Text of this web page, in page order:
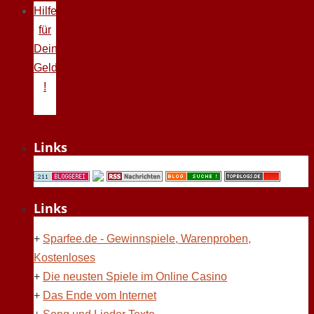
Hilfe
für
Deine
Geldprobleme
!
Links
Links
+ Sparfee.de - Gewinnspiele, Warenproben,
Kostenloses
+ Die neusten Spiele im Online Casino
+ Das Ende vom Internet